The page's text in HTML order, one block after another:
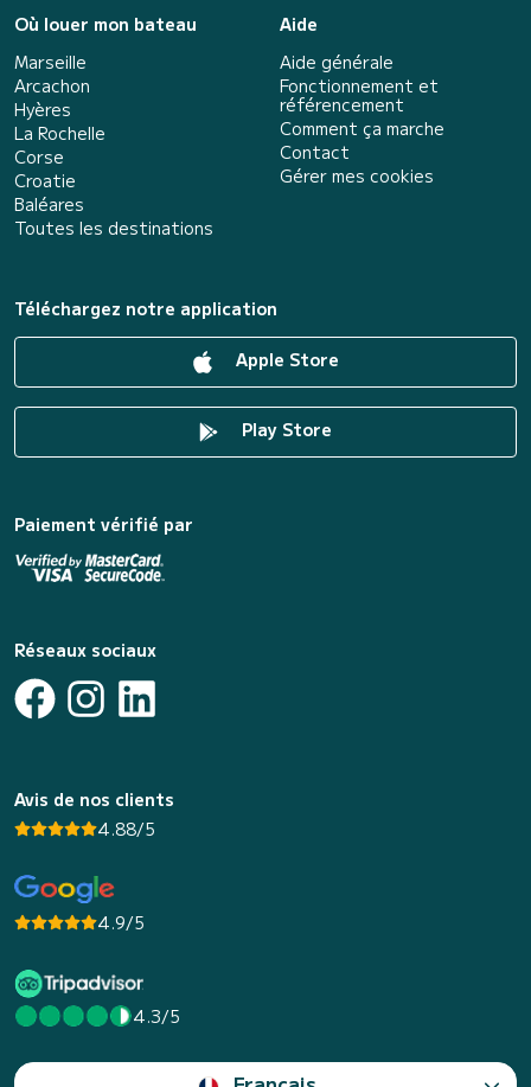
Où louer mon bateau
Marseille
Arcachon
Hyères
La Rochelle
Corse
Croatie
Baléares
Toutes les destinations
Aide
Aide générale
Fonctionnement et
référencement
Comment ça marche
Contact
Gérer mes cookies
Téléchargez notre application
Apple Store
Play Store
Paiement vérifié par
Réseaux sociaux
Avis de nos clients
4.88/5
4.9/5
4.3/5